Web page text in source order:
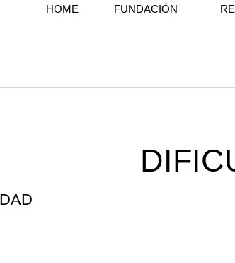
HOME FUNDACIÓN